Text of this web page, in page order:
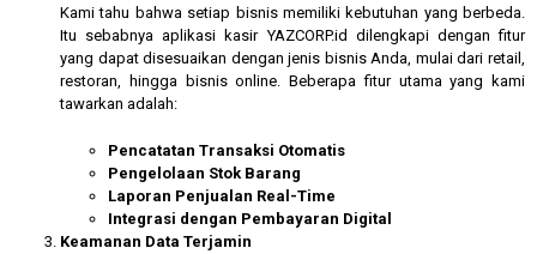
Kami tahu bahwa setiap bisnis memiliki kebutuhan yang berbeda.
Itu sebabnya aplikasi kasir YAZCORP.id dilengkapi dengan fitur
yang dapat disesuaikan dengan jenis bisnis Anda, mulai dari retail,
restoran, hingga bisnis online. Beberapa fitur utama yang kami
tawarkan adalah:
Pencatatan Transaksi Otomatis
Pengelolaan Stok Barang
Laporan Penjualan Real-Time
Integrasi dengan Pembayaran Digital
Keamanan Data Terjamin